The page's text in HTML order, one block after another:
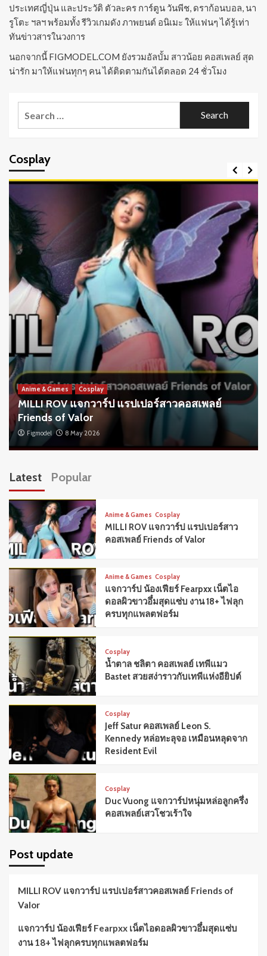
ประเทศญี่ปุ่น และประวัติ ตัวละคร การ์ตูน วันพีช, ดราก้อนบอล, นา
รูโตะ ฯลฯ พร้อมทั้ง รีวิวเกมดัง ภาพยนต์ อนิเมะ ให้แฟนๆ ได้รู้เท่า
ทันข่าวสารในวงการ
นอกจากนี้ FIGMODEL.COM ยังรวมอัลบั้ม สาวน้อย คอสเพลย์ สุด
น่ารัก มาให้แฟนทุกๆ คน ได้ติดตามกันได้ตลอด 24 ชั่วโมง
Cosplay
Anime & Games Cosplay
MILLI ROV แจกวาร์ป แรปเปอร์สาวคอสเพลย์
Friends of Valor
Figmodel 8 May 2026
Latest Popular
Anime & Games Cosplay
MILLI ROV แจกวาร์ป แรปเปอร์สาว
คอสเพลย์ Friends of Valor
Anime & Games Cosplay
แจกวาร์ป น้องเฟียร์ Fearpxx เน็ตไอ
ดอลผิวขาวอึ๋มสุดแซ่บ งาน 18+ ไฟลุก
ครบทุกแพลตฟอร์ม
Cosplay
น้ำตาล ชลิตา คอสเพลย์ เทพีแมว
Bastet สวยสง่าราวกับเทพีแห่งอียิปต์
Cosplay
Jeff Satur คอสเพลย์ Leon S.
Kennedy หล่อทะลุจอ เหมือนหลุดจาก
Resident Evil
Cosplay
Duc Vuong แจกวาร์ปหนุ่มหล่อลูกครึ่ง
คอสเพลย์เสวโชวเร้าใจ
Post update
MILLI ROV แจกวาร์ป แรปเปอร์สาวคอสเพลย์ Friends of
Valor
แจกวาร์ป น้องเฟียร์ Fearpxx เน็ตไอดอลผิวขาวอึ๋มสุดแซ่บ
งาน 18+ ไฟลุกครบทุกแพลตฟอร์ม